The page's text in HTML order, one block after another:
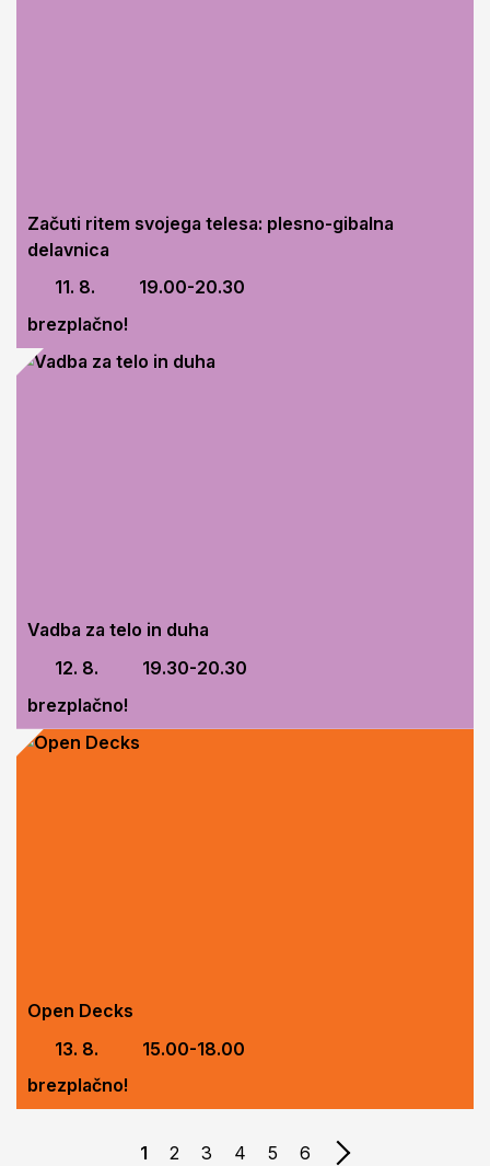
Začuti ritem svojega telesa: plesno-gibalna
delavnica
11. 8.
19.00-20.30
brezplačno!
Vadba za telo in duha
12. 8.
19.30-20.30
brezplačno!
Open Decks
13. 8.
15.00-18.00
brezplačno!
1 2 3 4 5 6 Naslednja stran